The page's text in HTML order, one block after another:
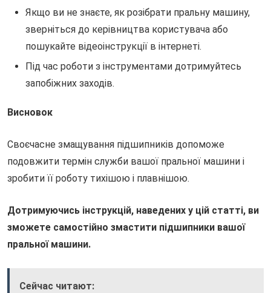
Якщо ви не знаєте, як розібрати пральну машину,
зверніться до керівництва користувача або
пошукайте відеоінструкції в інтернеті.
Під час роботи з інструментами дотримуйтесь
запобіжних заходів.
Висновок
Своєчасне змащування підшипників допоможе
подовжити термін служби вашої пральної машини і
зробити її роботу тихішою і плавнішою.
Дотримуючись інструкцій, наведених у цій статті, ви
зможете самостійно змастити підшипники вашої
пральної машини.
Сейчас читают: